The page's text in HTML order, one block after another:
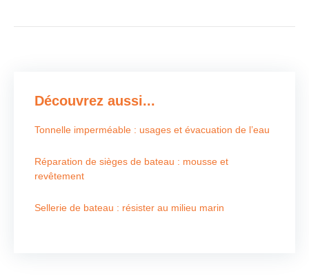
Découvrez aussi...
Tonnelle imperméable : usages et évacuation de l’eau
Réparation de sièges de bateau : mousse et
revêtement
Sellerie de bateau : résister au milieu marin